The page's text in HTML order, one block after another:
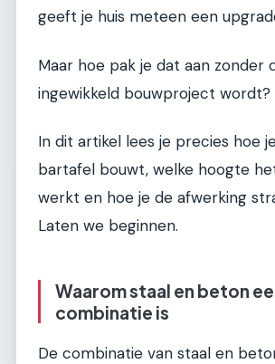
geeft je huis meteen een
Maar hoe pak je dat aan zonder
ingewikkeld bouwproject wordt?
In dit artikel lees je precies hoe
bartafel bouwt, welke hoogte
werkt en hoe je de afwerking
Laten we beginnen.
Waarom staal en beton
combinatie is
De combinatie van staal en